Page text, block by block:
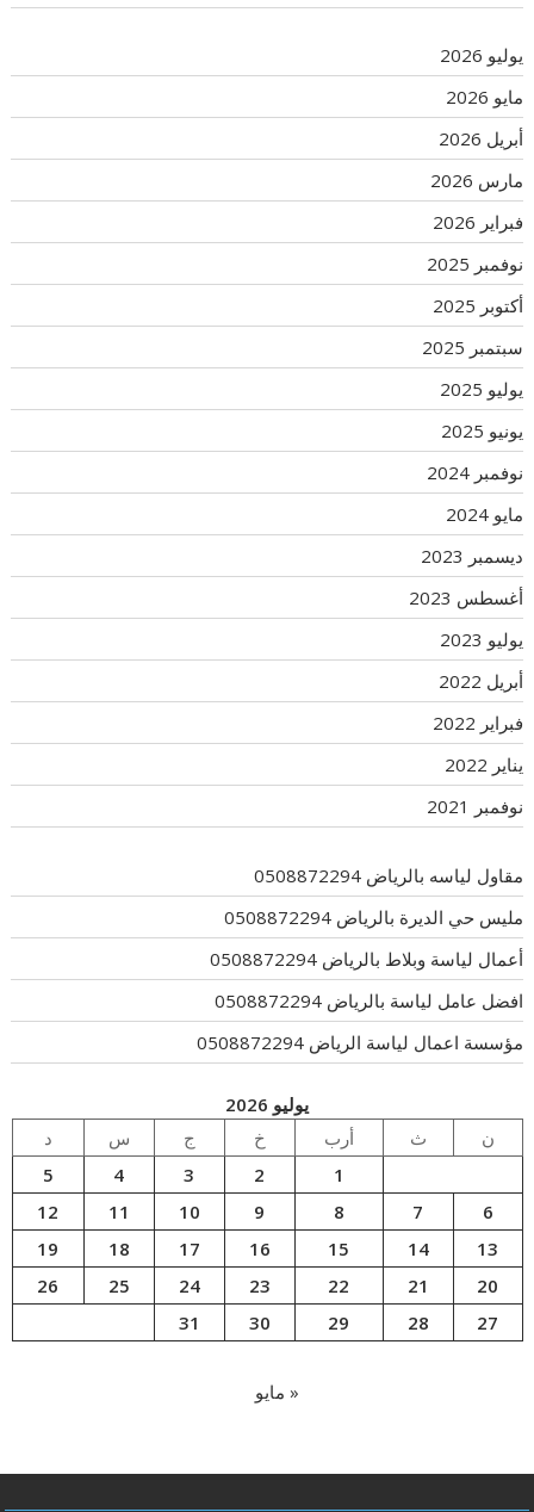
يوليو 2026
مايو 2026
أبريل 2026
مارس 2026
فبراير 2026
نوفمبر 2025
أكتوبر 2025
سبتمبر 2025
يوليو 2025
يونيو 2025
نوفمبر 2024
مايو 2024
ديسمبر 2023
أغسطس 2023
يوليو 2023
أبريل 2022
فبراير 2022
يناير 2022
نوفمبر 2021
مقاول لياسه بالرياض 0508872294
مليس حي الديرة بالرياض 0508872294
أعمال لياسة وبلاط بالرياض 0508872294
افضل عامل لياسة بالرياض 0508872294
مؤسسة اعمال لياسة الرياض 0508872294
يوليو 2026
ن
ث أرب خ ج س
د
1
2
3
4
5
6
7
8
9
10
11
12
13
14
15
16
17
18
19
20
21
22
23
24
25
26
27
28
29
30
31
« مايو